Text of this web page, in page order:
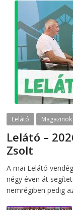
Lelátó Magazinok
Lelátó –
Zsolt
A mai Lelátó
négy éven át
nemrégiben pedig